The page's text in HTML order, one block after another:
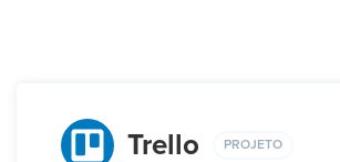
Trello PROJETO